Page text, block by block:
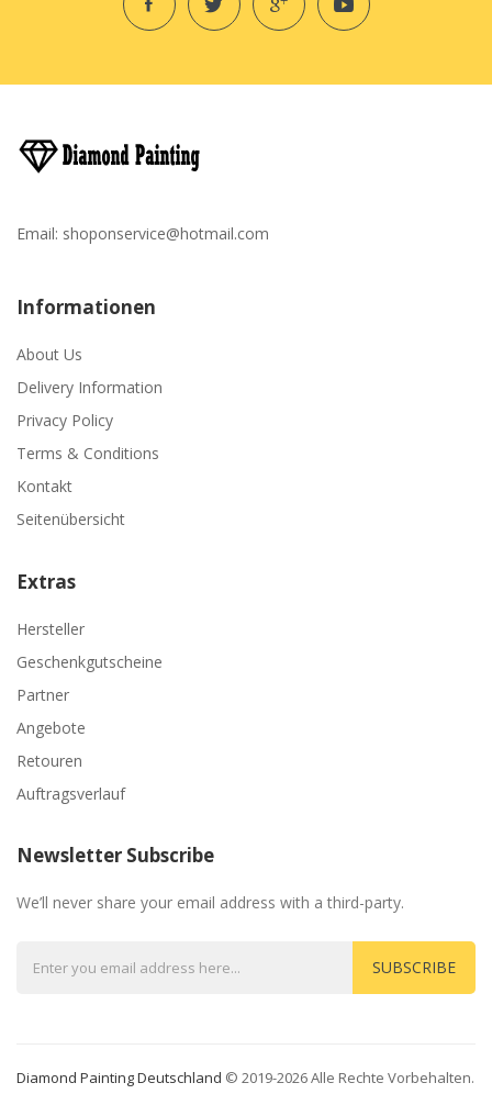
Email: shoponservice@hotmail.com
Informationen
About Us
Delivery Information
Privacy Policy
Terms & Conditions
Kontakt
Seitenübersicht
Extras
Hersteller
Geschenkgutscheine
Partner
Angebote
Retouren
Auftragsverlauf
Newsletter Subscribe
We’ll never share your email address with a third-party.
SUBSCRIBE
Diamond Painting Deutschland © 2019-2026 Alle Rechte Vorbehalten.